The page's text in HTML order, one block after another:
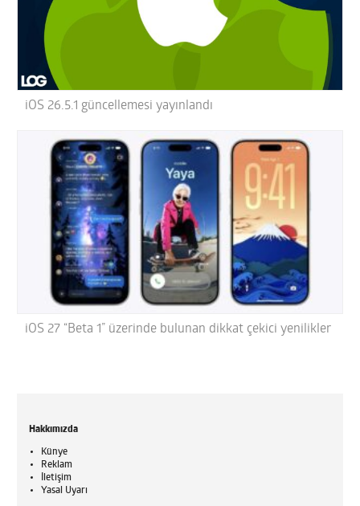
iOS 26.5.1 güncellemesi yayınlandı
iOS 27 “Beta 1” üzerinde bulunan dikkat çekici yenilikler
Hakkımızda
Künye
Reklam
İletişim
Yasal Uyarı